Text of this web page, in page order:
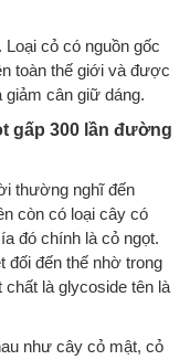
cỏ có nguồn gốc
toàn thế giới và được
giảm cân giữ dáng.
gấp 300 lần đường
thường nghĩ đến
còn có loại cây có
đó chính là cỏ ngọt.
đối đến thế nhờ trong
là glycoside tên là
như cây cỏ mật, cỏ